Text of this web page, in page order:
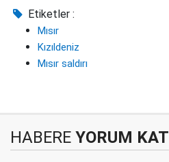
Etiketler :
Mısır
Kızıldeniz
Mısır saldırı
HABERE YORUM KAT